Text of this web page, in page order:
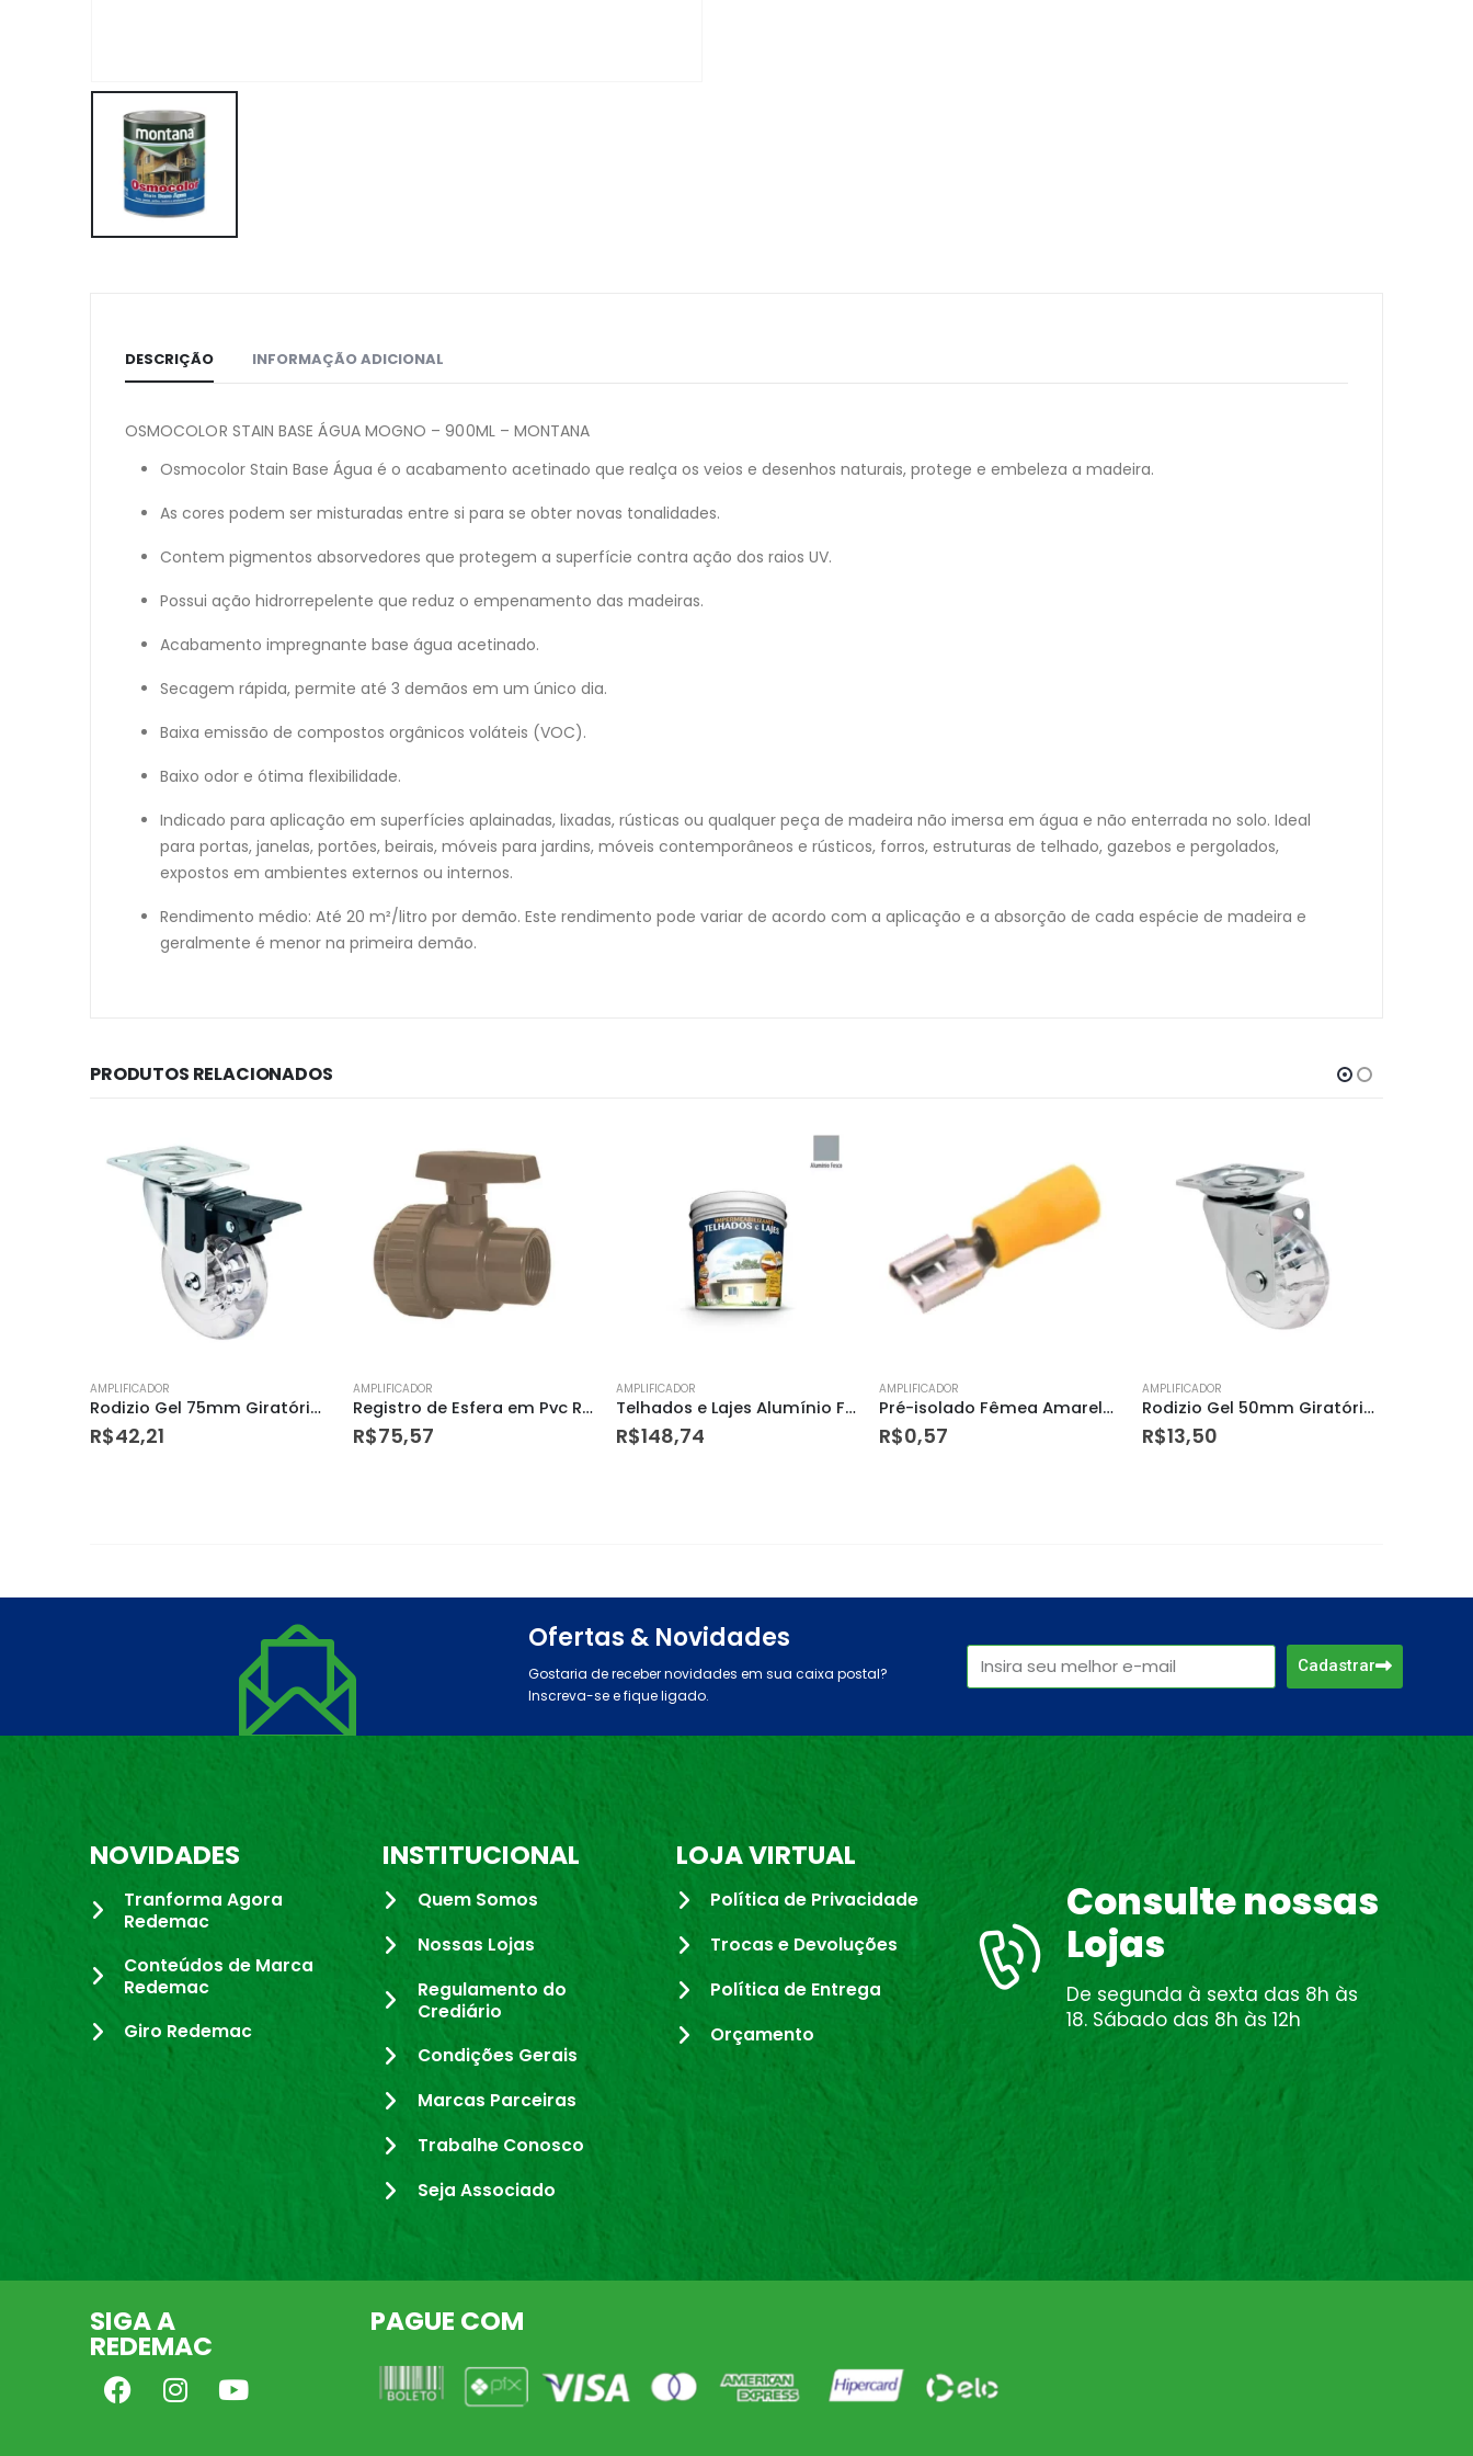
DESCRIÇÃO INFORMAÇÃO ADICIONAL
OSMOCOLOR STAIN BASE ÁGUA MOGNO – 900ML – MONTANA
Osmocolor Stain Base Água é o acabamento acetinado que realça os veios e desenhos naturais, protege e embeleza a madeira.
As cores podem ser misturadas entre si para se obter novas tonalidades.
Contem pigmentos absorvedores que protegem a superfície contra ação dos raios UV.
Possui ação hidrorrepelente que reduz o empenamento das madeiras.
Acabamento impregnante base água acetinado.
Secagem rápida, permite até 3 demãos em um único dia.
Baixa emissão de compostos orgânicos voláteis (VOC).
Baixo odor e ótima flexibilidade.
Indicado para aplicação em superfícies aplainadas, lixadas, rústicas ou qualquer peça de madeira não imersa em água e não enterrada no solo. Ideal
para portas, janelas, portões, beirais, móveis para jardins, móveis contemporâneos e rústicos, forros, estruturas de telhado, gazebos e pergolados,
expostos em ambientes externos ou internos.
Rendimento médio: Até 20 m²/litro por demão. Este rendimento pode variar de acordo com a aplicação e a absorção de cada espécie de madeira e
geralmente é menor na primeira demão.
PRODUTOS RELACIONADOS
AMPLIFICADOR
Registro de Esfera em Pvc Roscável 1.1/4” – Amanco
R$75,57
AMPLIFICADOR
Telhados e Lajes Alumínio Fosco – Galão 4,5kg – Hydronorth
R$148,74
AMPLIFICADOR
Pré-isolado Fêmea Amarelo 4,0 a 6,0mm – Germer
R$0,57
AMPLIFICADOR
Rodizio Gel 50mm Giratório Sem Freio – Dtools
R$13,50
AMPLIFICADOR
Refletor Led Slim 10 Watts – 6500k Bivolt – Avant
R$22,72
Ofertas & Novidades
Gostaria de receber novidades em sua caixa postal?
Inscreva-se e fique ligado.
Cadastrar
NOVIDADES
Tranforma Agora
Redemac
Conteúdos de Marca
Redemac
Giro Redemac
INSTITUCIONAL
Quem Somos
Nossas Lojas
Regulamento do
Crediário
Condições Gerais
Marcas Parceiras
Trabalhe Conosco
Seja Associado
LOJA VIRTUAL
Política de Privacidade
Trocas e Devoluções
Política de Entrega
Orçamento
Consulte nossas
Lojas
De segunda à sexta das 8h às
18. Sábado das 8h às 12h
SIGA A
REDEMAC
PAGUE COM